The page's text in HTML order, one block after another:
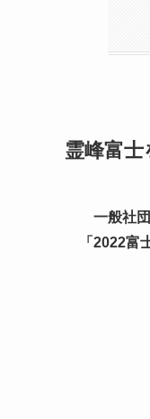
霊峰富
一般社団
「2022富